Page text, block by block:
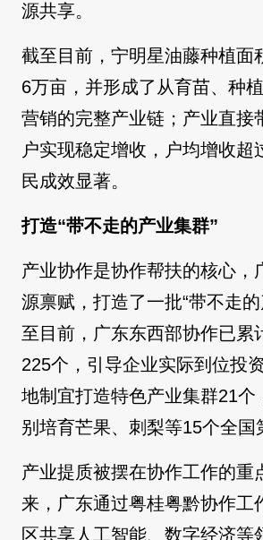
源共享。
截至目前，宁明星油藤种植面
6万亩，并形成了从育苗、种
营销的完整产业链；产业直接
户实现稳定增收，户均增收超
民成效显著。
打造“带不走的产业集群”
产业协作是协作帮扶的核心，
源禀赋，打造了一批“带不走
至目前，广东东西部协作已累
225个，引导企业实际到位投
地制宜打造特色产业集群21个
别培育芒果、刺梨等15个全国
产业提质被摆在协作工作的重
来，广东通过粤桂粤黔协作工
区共享人工智能、数字经济等